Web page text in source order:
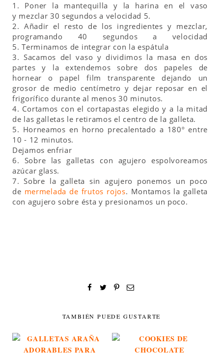
1. Poner la mantequilla y la harina en el vaso
y mezclar 30 segundos a velocidad 5.
2. Añadir el resto de los ingredientes y mezclar,
programando 40 segundos a velocidad
5. Terminamos de integrar con la espátula
3. Sacamos del vaso y dividimos la masa en dos
partes y la extendemos sobre dos papeles de
hornear o papel film transparente dejando un
grosor de medio centímetro y dejar reposar en el
frigorífico durante al menos 30 minutos.
4. Cortamos con el cortapastas elegido y a la mitad
de las galletas le retiramos el centro de la galleta.
5. Horneamos en horno precalentado a 180º entre
10 - 12 minutos.
Dejamos enfriar
6. Sobre las galletas con agujero espolvoreamos
azúcar glass.
7. Sobre la galleta sin agujero ponemos un poco
de mermelada de frutos rojos. Montamos la galleta
con agujero sobre ésta y presionamos un poco.
TAMBIÉN PUEDE GUSTARTE